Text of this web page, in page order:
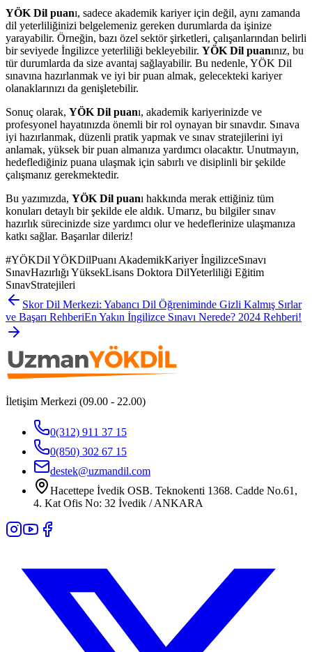
YÖK Dil puanı, sadece akademik kariyer için değil, aynı zamanda
dil yeterliliğinizi belgelemeniz gereken durumlarda da işinize
yarayabilir. Örneğin, bazı özel sektör şirketleri, çalışanlarından belirli
bir seviyede İngilizce yeterliliği bekleyebilir. YÖK Dil puanınız, bu
tür durumlarda da size avantaj sağlayabilir. Bu nedenle, YÖK Dil
sınavına hazırlanmak ve iyi bir puan almak, gelecekteki kariyer
olanaklarınızı da genişletebilir.
Sonuç olarak, YÖK Dil puanı, akademik kariyerinizde ve
profesyonel hayatınızda önemli bir rol oynayan bir sınavdır. Sınava
iyi hazırlanmak, düzenli pratik yapmak ve sınav stratejilerini iyi
anlamak, yüksek bir puan almanıza yardımcı olacaktır. Unutmayın,
hedeflediğiniz puana ulaşmak için sabırlı ve disiplinli bir şekilde
çalışmanız gerekmektedir.
Bu yazımızda, YÖK Dil puanı hakkında merak ettiğiniz tüm
konuları detaylı bir şekilde ele aldık. Umarız, bu bilgiler sınav
hazırlık sürecinizde size yardımcı olur ve hedeflerinize ulaşmanıza
katkı sağlar. Başarılar dileriz!
#YÖKDil YÖKDilPuanı AkademikKariyer İngilizceSınavı
SınavHazırlığı YüksekLisans Doktora DilYeterliliği Eğitim
SınavStratejileri
Skor Dil Merkezi: Yabancı Dil Öğreniminde Gizli Kalmış Sırlar
ve Başarı RehberiEn Yakın İngilizce Sınavı Nerede? 2024 Rehberi!
İletişim Merkezi (09.00 - 22.00)
0(312) 911 37 15
0(850) 302 67 15
destek@uzmandil.com
Hacettepe İvedik OSB. Teknokenti 1368. Cadde No.61,
4. Kat Ofis No: 32 İvedik / ANKARA